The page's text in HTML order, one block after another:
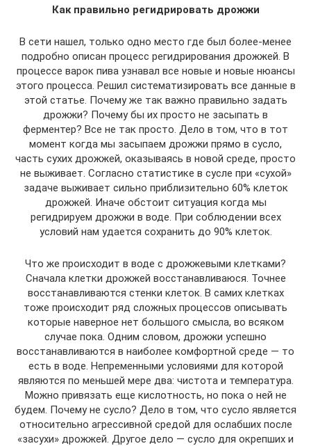
Как правильно регидрировать дрожжи
В сети нашел, только одно место где был более-менее
подробно описан процесс регидрирования дрожжей. В
процессе варок пива узнавал все новые и новые нюансы
этого процесса. Решил систематизировать все данные в
этой статье. Почему же так важно правильно задать
дрожжи? Почему бы их просто не засыпать в
ферментер? Все не так просто. Дело в том, что в тот
момент когда мы засыпаем дрожжи прямо в сусло,
часть сухих дрожжей, оказываясь в новой среде, просто
не выживает. Согласно статистике в сусле при «сухой»
задаче выживает сильно приблизительно 60% клеток
дрожжей. Иначе обстоит ситуация когда мы
регидрируем дрожжи в воде. При соблюдении всех
условий нам удается сохранить до 90% клеток.
Что же происходит в воде с дрожжевыми клетками?
Сначала клетки дрожжей восстанавливаюся. Точнее
восстанавливаются стенки клеток. В самих клетках
тоже происходит ряд сложных процессов описывать
которые наверное нет большого смысла, во всяком
случае пока. Одним словом, дрожжи успешно
восстанавливаются в наиболее комфортной среде — то
есть в воде. Непременными условиями для которой
являются по меньшей мере два: чистота и температура.
Можно привязать еще кислотность, но пока о ней не
будем. Почему не сусло? Дело в том, что сусло является
относительно агрессивной средой для ослабших после
«засухи» дрожжей. Другое дело — сусло для окрепших и